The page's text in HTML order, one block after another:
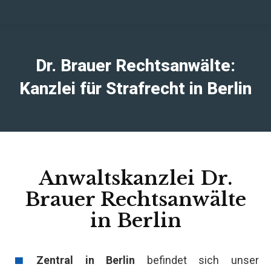
Dr. Brauer Rechtsanwälte:
Kanzlei für Strafrecht in Berlin
Anwaltskanzlei Dr.
Brauer Rechtsanwälte
in Berlin
Zentral in Berlin
befindet sich unser